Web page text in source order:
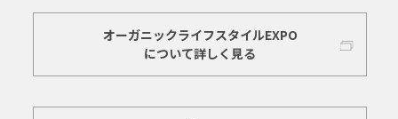
オーガニックライフスタイルEXPO
について詳しく見る